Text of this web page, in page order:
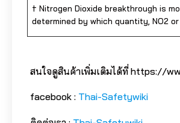
† Nitrogen Dioxide breakthrough is
determined by which quantity, NO2
สนใจดูสินค้าเพิ่มเติมได้ที่ https://
facebook : Thai-Safetywiki